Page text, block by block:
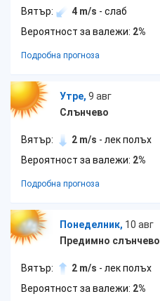
Вятър: 4 m/s - слаб
Вероятност за валежи: 2%
Подробна прогноза
Утре, 9 авг
Слънчево
Вятър: 2 m/s - лек полъх
Вероятност за валежи: 2%
Подробна прогноза
Понеделник, 10 авг
Предимно слънчево
Вятър: 2 m/s - лек полъх
Вероятност за валежи: 2%